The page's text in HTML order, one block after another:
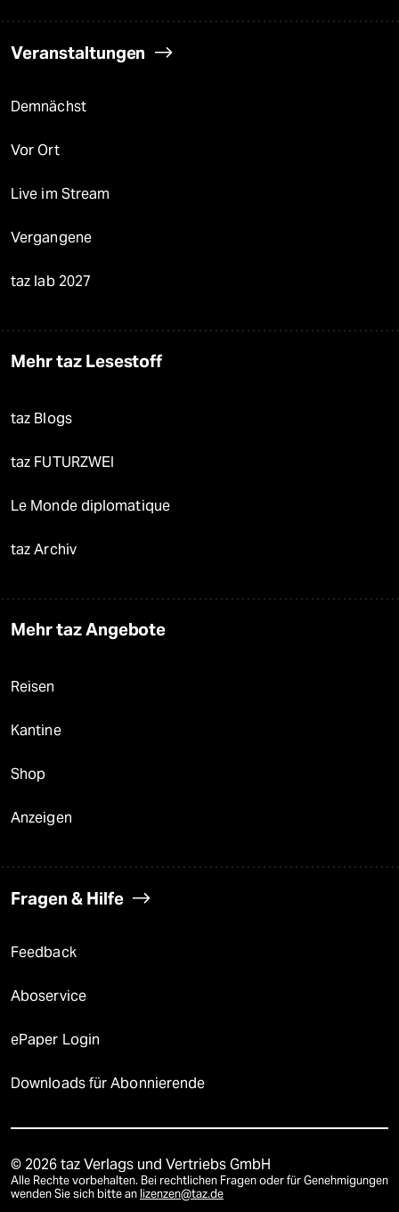
Veranstaltungen
Demnächst
Vor Ort
Live im Stream
Vergangene
taz lab 2027
Mehr taz Lesestoff
taz Blogs
taz FUTURZWEI
Le Monde diplomatique
taz Archiv
Mehr taz Angebote
Reisen
Kantine
Shop
Anzeigen
Fragen & Hilfe
Feedback
Aboservice
ePaper Login
Downloads für Abonnierende
© 2026 taz Verlags und Vertriebs GmbH
Alle Rechte vorbehalten. Bei rechtlichen Fragen oder für Genehmigungen
wenden Sie sich bitte an lizenzen@taz.de